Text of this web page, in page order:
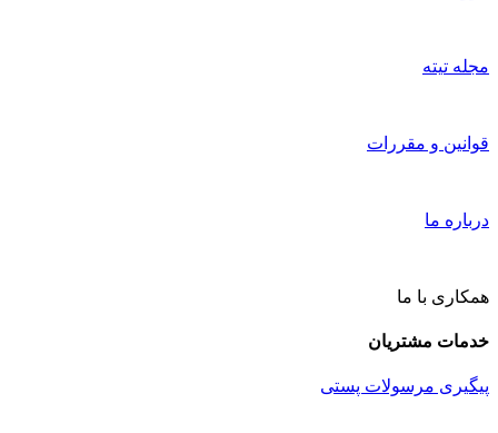
مجله تیته
قوانین و مقررات
درباره ما
همکاری با ما
خدمات مشتریان
پیگیری مرسولات پستی